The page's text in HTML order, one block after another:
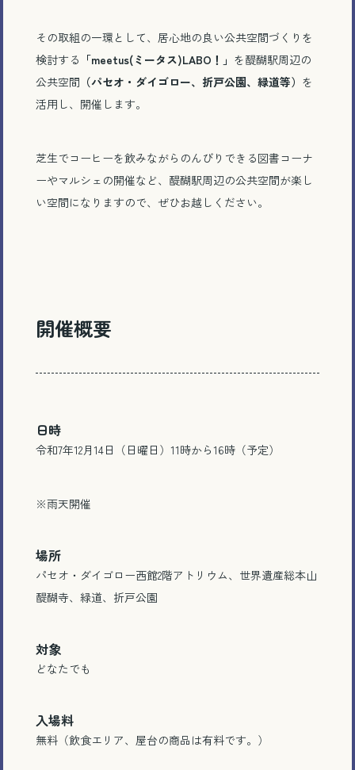
その取組の一環として、居心地の良い公共空間づくりを
検討する 「meetus(ミータス)LABO！」 を醍醐駅周辺の
公共空間 （パセオ・ダイゴロー、折戸公園、緑道等） を
活用し、開催します。
芝生でコーヒーを飲みながらのんびりできる図書コーナ
ーやマルシェの開催など、醍醐駅周辺の公共空間が楽し
い空間になりますので、ぜひお越しください。
開催概要
日時
令和7年12月14日（日曜日）11時から16時（予定）
※雨天開催
場所
パセオ・ダイゴロー西館2階アトリウム、世界遺産総本山
醍醐寺、緑道、折戸公園
対象
どなたでも
入場料
無料（飲食エリア、屋台の商品は有料です。）